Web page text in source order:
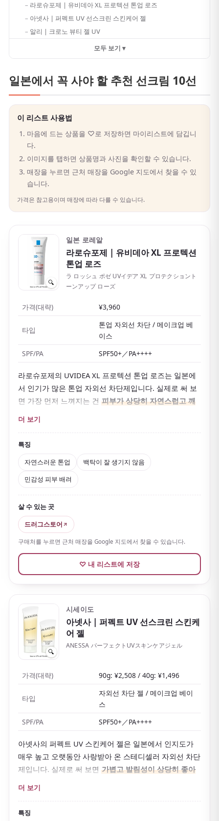
라로슈포제 | 유비데아 XL 프로텍션 톤업 로즈
아넷사 | 퍼펙트 UV 선스크린 스킨케어 젤
알리 | 크로노 뷰티 젤 UV
모두 보기 ▾
일본에서 꼭 사야 할 추천 선크림 10선
이 리스트 사용법
마음에 드는 상품을 ♡로 저장하면 마이리스트에 담깁니
다.
이미지를 탭하면 상품명과 사진을 확인할 수 있습니다.
매장을 누르면 근처 매장을 Google 지도에서 찾을 수 있
습니다.
가격은 참고용이며 매장에 따라 다를 수 있습니다.
🔍
일본 로레알
라로슈포제 | 유비데아 XL 프로텍션
톤업 로즈
ラ ロッシュ ポゼ UVイデア XL プロテクショント
ーンアップ ローズ
가격(대략) ¥3,960
타입
톤업 자외선 차단 / 메이크업 베
이스
SPF/PA
SPF50+／PA++++
라로슈포제의 UVIDEA XL 프로텍션 톤업 로즈는 일본에
서 인기가 많은 톤업 자외선 차단제입니다. 실제로 써 보
면 가장 먼저 느껴지는 건 피부가 상당히 자연스럽고 깨
은은한 핑크 톤이 들어 있어백탁이 잘 생기지 않아 자연
스러운 윤기와 화사한 혈색을 표현하기 쉽습니다
하면서도 너무 무겁지 않은 사용감이라 일본의 무더운 여
름에도 비교적 쓰기 편해요.
끈적이지 않아 관광 중에도 사용하기 좋고 메이크업 베이
외선을 막고 싶은 분께 잘 맞는데, 일본 여행 중에는 야외
를 오래 걷는 경우가 많아 이 정도 차단력이면 안심이 됩
니다.
게다가 비누로 지울 수 있고 민감성 피부를 배려해 만들
어진 점도 매력이에요. 무향료 처방이라 향이 강한 화장
드러그스토어, PLAZA, 로프트 등에서 비교적 쉽게 구할
수 있어 일본에서 인기 있는 자외선 차단제를 써 보고 싶
은 분께 추천합니다.
더 보기
특징
자연스러운 톤업
백탁이 잘 생기지 않음
민감성 피부 배려
살 수 있는 곳
드러그스토어
구매처를 누르면 근처 매장을 Google 지도에서 찾을 수 있습니다.
♡ 내 리스트에 저장
🔍
시세이도
아넷사| 퍼펙트 UV 선스크린 스킨케
어 젤
ANESSA パーフェクトUVスキンケアジェル
가격(대략) 90g: ¥2,508 / 40g: ¥1,496
타입
자외선 차단 젤 / 메이크업 베이
스
SPF/PA
SPF50+／PA++++
아넷사의 퍼펙트 UV 스킨케어 젤은 일본에서 인지도가
매우 높고 오랫동안 사랑받아 온 스테디셀러 자외선 차단
제입니다. 실제로 써 보면 가볍고 발림성이 상당히 좋아
젤 타입이라촉촉하게 잘 펴 발리고 백탁도 잘 생기지 않
아일본의 무더운 여름에도 비교적 쾌적하게 쓸 수 있습
더 보기
특징